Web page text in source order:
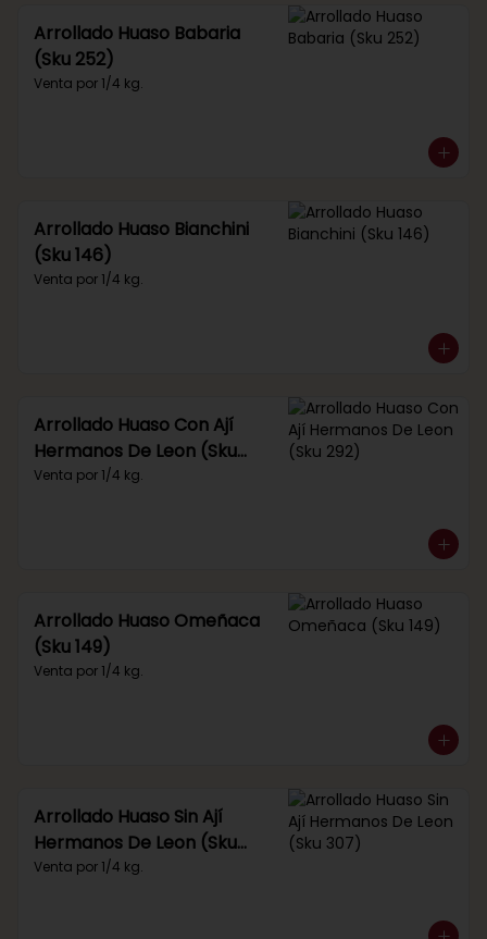
Arrollado Huaso Babaria
(Sku 252)
Venta por 1/4 kg.
Arrollado Huaso Bianchini
(Sku 146)
Venta por 1/4 kg.
Arrollado Huaso Con Ají
Hermanos De Leon (Sku
292)
Venta por 1/4 kg.
Arrollado Huaso Omeñaca
(Sku 149)
Venta por 1/4 kg.
Arrollado Huaso Sin Ají
Hermanos De Leon (Sku
307)
Venta por 1/4 kg.